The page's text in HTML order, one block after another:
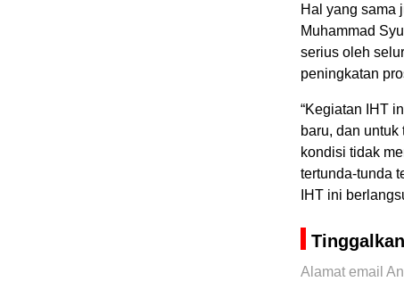
Hal yang sama
Muhammad
serius oleh
peningkatan
“Kegiatan IHT
baru, dan
kondisi tidak
tertunda-tunda
IHT ini
Alamat email